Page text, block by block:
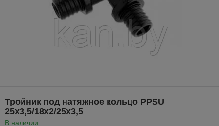
Тройник под натяжное кольцо PPSU
25x3,5/18x2/25x3,5
В наличии